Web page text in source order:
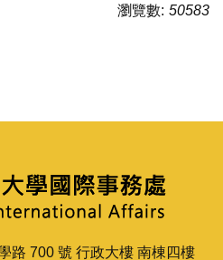
瀏覽數: 50583
路 700 號 行政大樓 南棟四樓